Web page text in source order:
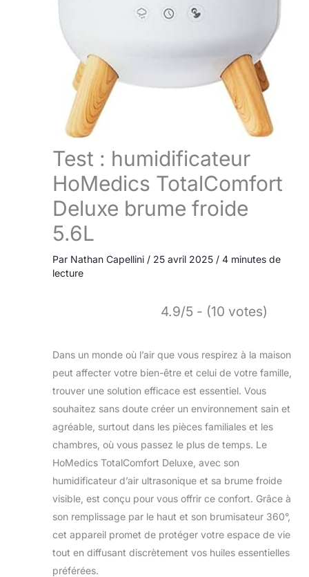
Test : humidificateur
HoMedics TotalComfort
Deluxe brume froide
5.6L
Par Nathan Capellini / 25 avril 2025 / 4 minutes de
lecture
4.9/5 - (10 votes)
Dans un monde où l’air que vous respirez à la maison
peut affecter votre bien-être et celui de votre famille,
trouver une solution efficace est essentiel. Vous
souhaitez sans doute créer un environnement sain et
agréable, surtout dans les pièces familiales et les
chambres, où vous passez le plus de temps. Le
HoMedics TotalComfort Deluxe, avec son
humidificateur d’air ultrasonique et sa brume froide
visible, est conçu pour vous offrir ce confort. Grâce à
son remplissage par le haut et son brumisateur 360°,
cet appareil promet de protéger votre espace de vie
tout en diffusant discrètement vos huiles essentielles
préférées.